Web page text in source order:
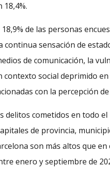
de las personas
sensación de
de comunicación, la
social deprimido en
con la percepción
cometidos en todo el
de provincia,
son más altos que en
enero y septiembre de